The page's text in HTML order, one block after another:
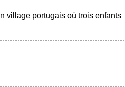
village portugais où trois enfants